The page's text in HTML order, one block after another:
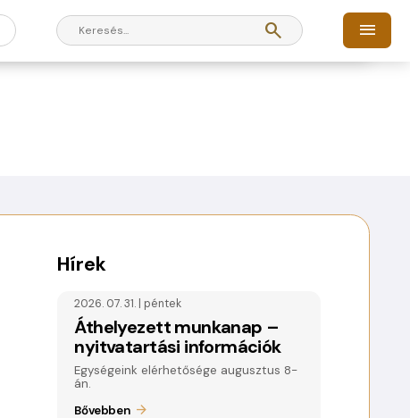
search menu
Hírek
2026. 07. 31. | péntek
Áthelyezett munkanap –
nyitvatartási információk
Egységeink elérhetősége augusztus 8-
án.
Bővebben